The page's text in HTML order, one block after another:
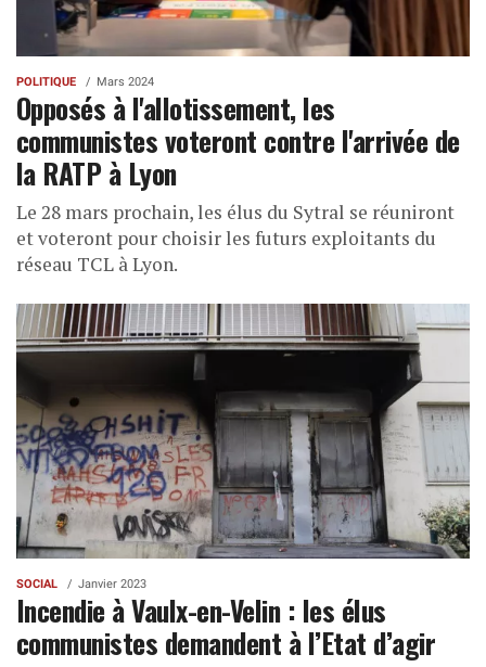
POLITIQUE Mars 2024
Opposés à l'allotissement, les
communistes voteront contre l'arrivée de
la RATP à Lyon
Le 28 mars prochain, les élus du Sytral se réuniront
et voteront pour choisir les futurs exploitants du
réseau TCL à Lyon.
SOCIAL Janvier 2023
Incendie à Vaulx-en-Velin : les élus
communistes demandent à l’Etat d’agir